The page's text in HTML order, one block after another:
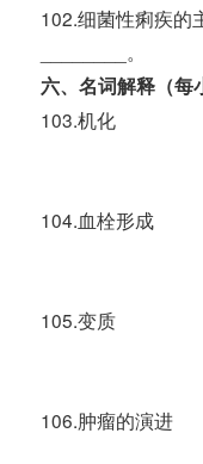
102.细菌性痢疾的
________。
六、名词解释（每
103.机化
104.血栓形成
105.变质
106.肿瘤的演进